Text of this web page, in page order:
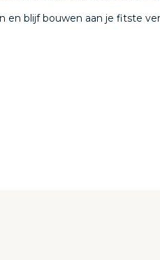
en blijf bouwen aan je fitste